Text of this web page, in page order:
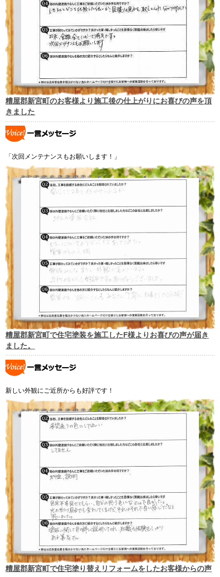
糟屋郡新宮町のお客様より施工後の仕上がりにお喜びの声を頂
きました
「次回メンテナンスもお願いします！」
糟屋郡新宮町で住宅塗装を施工したF様よりお喜びの声が届き
ました。
新しい外観にご近所からも好評です！
糟屋郡新宮町で住宅塗り替えリフォームをしたお客様からの声